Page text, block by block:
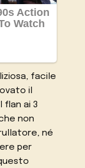
facile
il
flan ai 3
non
né
per